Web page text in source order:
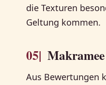
die Texturen
Geltung kommen.
05|
Aus Bewertungen